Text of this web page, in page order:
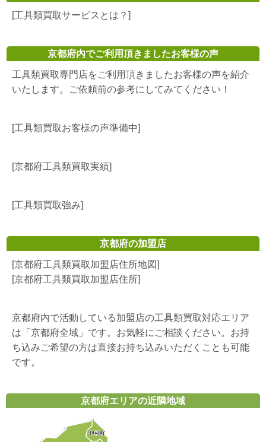
[工具類買取サービスとは？]
京都府内でご利用頂きましたお客様の声
工具類買取専門店をご利用頂きましたお客様の声を紹介
いたします。ご依頼前の参考にしてみてください！
[工具類買取お客様の声準備中]
[京都府工具類買取実績]
[工具類買取強み]
京都府の加盟店
[京都府工具類買取加盟店住所地図]
[京都府工具類買取加盟店住所]
京都府内で活動している加盟店の工具類買取対応エリア
は「京都府全域」です。お気軽にご相談ください。お持
ち込みご希望の方は直接お持ち込みいただくことも可能
です。
京都府エリアの近隣地域